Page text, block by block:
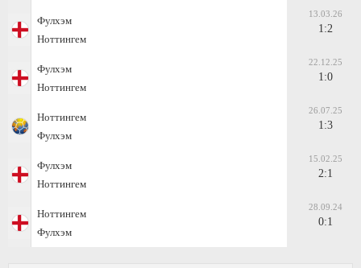
Фулхэм
Ноттингем
13.03.26
1:2
Фулхэм
Ноттингем
22.12.25
1:0
Ноттингем
Фулхэм
26.07.25
1:3
Фулхэм
Ноттингем
15.02.25
2:1
Ноттингем
Фулхэм
28.09.24
0:1